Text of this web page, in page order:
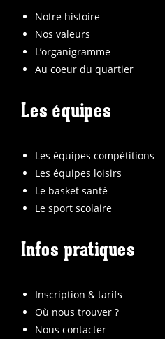
Notre histoire
Nos valeurs
L’organigramme
Au coeur du quartier
Les équipes
Les équipes compétitions
Les équipes loisirs
Le basket santé
Le sport scolaire
Infos pratiques
Inscription & tarifs
Où nous trouver ?
Nous contacter